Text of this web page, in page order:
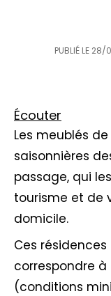
PUBLIÉ LE 28/
Écouter
Les meublés
saisonnières
passage, qui
tourisme et de
domicile.
Ces
correspondre
(conditions